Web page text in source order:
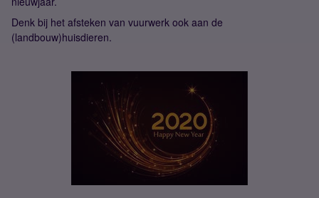
Denk bij het afsteken van vuurwerk ook aan de
(landbouw)huisdieren.